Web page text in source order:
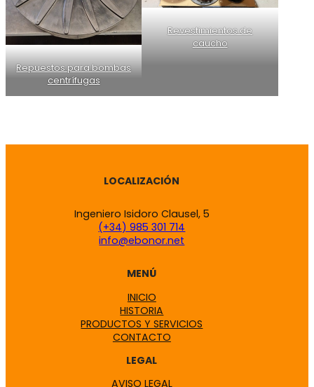
Repuestos para bombas
centrífugas
Revestimientos de
caucho
LOCALIZACIÓN
Ingeniero Isidoro Clausel, 5
(+34) 985 301 714
info@ebonor.net
MENÚ
INICIO
HISTORIA
PRODUCTOS Y SERVICIOS
CONTACTO
LEGAL
AVISO LEGAL